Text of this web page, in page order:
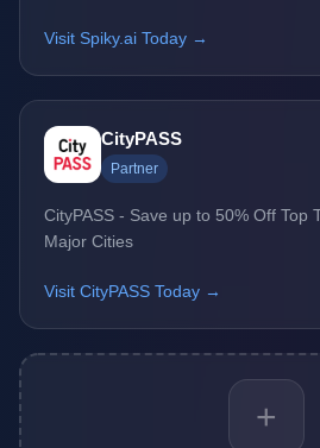
Visit Spiky.ai Today →
CityPASS
Partner
CityPASS - Save up to 50% Off Top
Major Cities
Visit CityPASS Today →
+